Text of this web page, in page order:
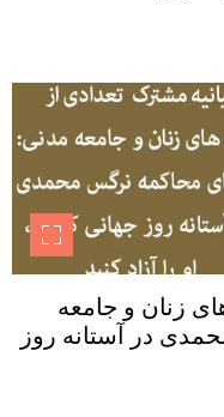
زنان و جامعه
در آستانه روز